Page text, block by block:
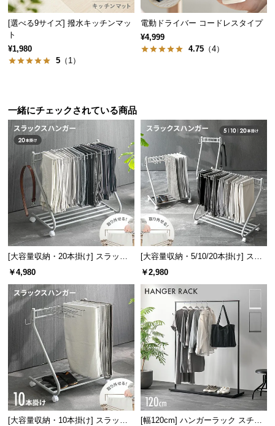
ル
に
い
て
証
に
つ
い
て
会
員
規
約
に
て
様
ー
ハンガー本数 最大20本
ハンガーは一本ずつ取り外せるので欲しい一着をサッと手に取れます。
ずれ防止の形状
[選べる9サイズ] 撥水キッチンマッ
ト
¥1,980
5 （1）
電動ドライバー コードレスタイプ
¥4,999
4.75 （4）
一緒にチェックされている商品
[大容量収納・20本掛け] スラック
スハンガー キャスター付き 出し入
￥4,980
[大容量収納・5/10/20本掛け] スラ
ックスハンガー キャスター付き 出
￥2,980
[大容量収納・10本掛け] スラック
[幅120cm] ハンガーラック スチー